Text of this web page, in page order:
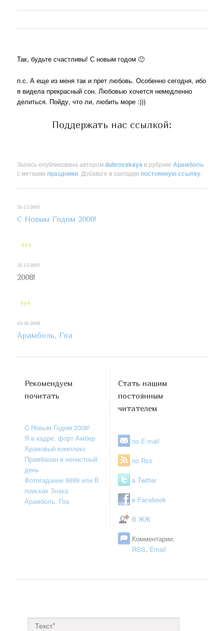
Так, будьте счастливы! С новым годом 🙂
п.с. А еще из меня так и прет любовь. Особенно сегодня, ибо
я видела прекрасный сон. Любовью хочется немедленно
делиться. Пойду, что ли, любить море :)))
Поддержать нас ссылкой:
Запись опубликована авторомdubrovskaya в рубрикеАрамболь
с метками праздники . Добавьте в закладки постоянную ссылку
31-12-2007
C Новым Годом 2008!
31-12-2007
2008!
03-01-2008
Арамболь, Гоа
Рекомендуем
почитать
C Новым Годом 2008!
Я в кадре, форт Амбер
Храмовый комплекс
Прамбанан в ненастный
день
Фотогадание 9999 или В
поисках Знака
Арамболь, Гоа
Стать нашим
постоянным
читателем
по E-mail
по Rss
в Twitter
в Facebook
В ЖЖ
Комментарии:
RSS, Email